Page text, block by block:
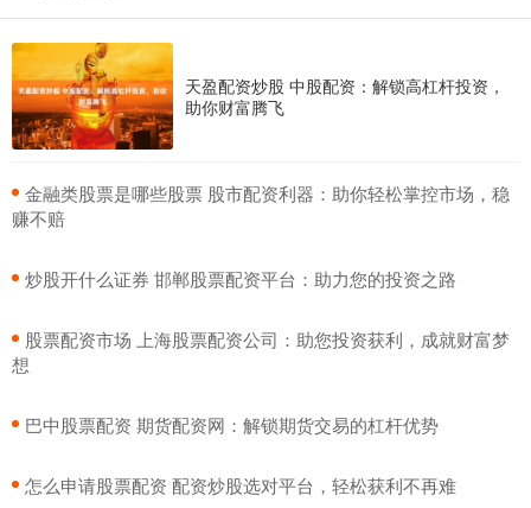
天盈配资炒股 中股配资：解锁高杠杆投资，
助你财富腾飞
​金融类股票是哪些股票 股市配资利器：助你轻松掌控市场，稳
赚不赔
​炒股开什么证券 邯郸股票配资平台：助力您的投资之路
​股票配资市场 上海股票配资公司：助您投资获利，成就财富梦
想
​巴中股票配资 期货配资网：解锁期货交易的杠杆优势
​怎么申请股票配资 配资炒股选对平台，轻松获利不再难